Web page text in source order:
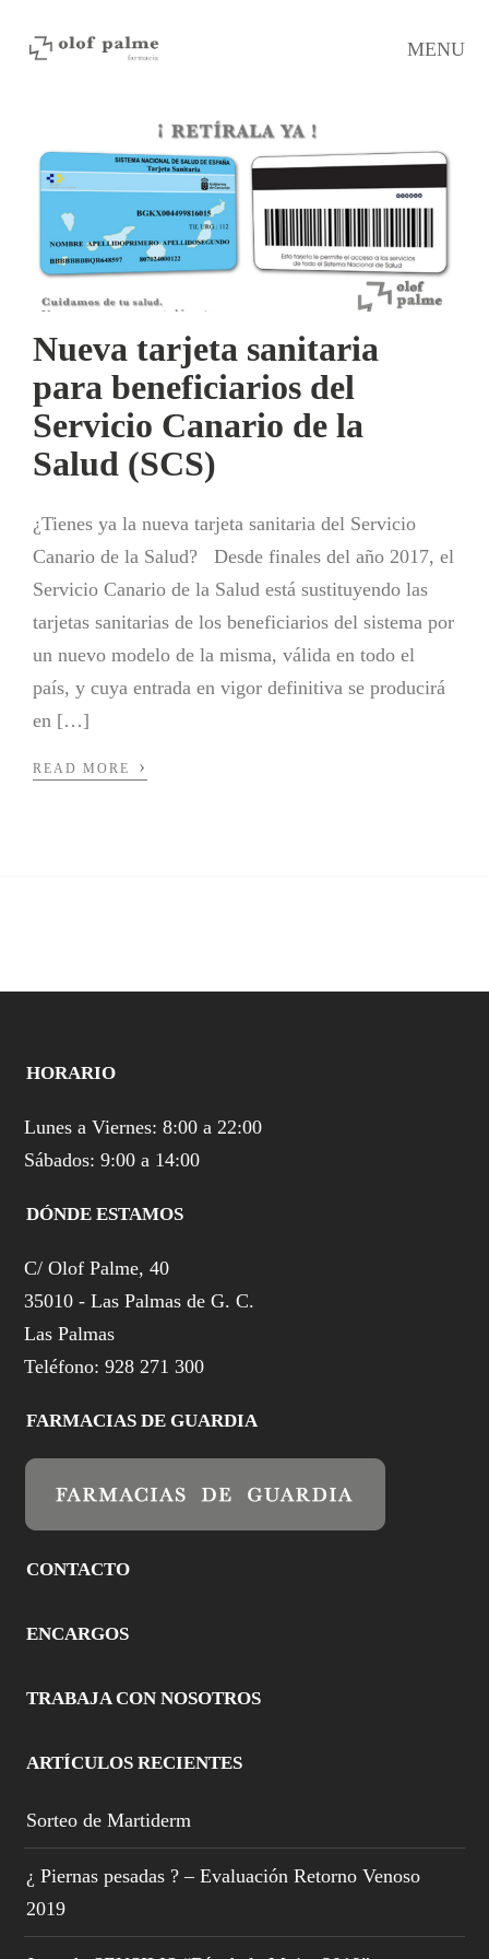
MENU
Nueva tarjeta sanitaria
para beneficiarios del
Servicio Canario de la
Salud (SCS)
¿Tienes ya la nueva tarjeta sanitaria del Servicio
Canario de la Salud? Desde finales del año 2017, el
Servicio Canario de la Salud está sustituyendo las
tarjetas sanitarias de los beneficiarios del sistema por
un nuevo modelo de la misma, válida en todo el
país, y cuya entrada en vigor definitiva se producirá
en […]
READ MORE ›
HORARIO
Lunes a Viernes: 8:00 a 22:00
Sábados: 9:00 a 14:00
DÓNDE ESTAMOS
C/ Olof Palme, 40
35010 - Las Palmas de G. C.
Las Palmas
Teléfono: 928 271 300
FARMACIAS DE GUARDIA
CONTACTO
ENCARGOS
TRABAJA CON NOSOTROS
ARTÍCULOS RECIENTES
Sorteo de Martiderm
¿ Piernas pesadas ? – Evaluación Retorno Venoso
2019